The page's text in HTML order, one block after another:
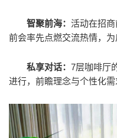
智聚前海： 活动在招
前会率先点燃交流热情，为
私享对话： 7层咖啡厅
进行，前瞻理念与个性化需